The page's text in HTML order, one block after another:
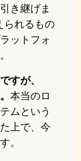
き継げま
られるもの
ットフォ
すが、
本当のロ
ムという
上で、今
。